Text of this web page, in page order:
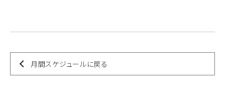
月間スケジュールに戻る